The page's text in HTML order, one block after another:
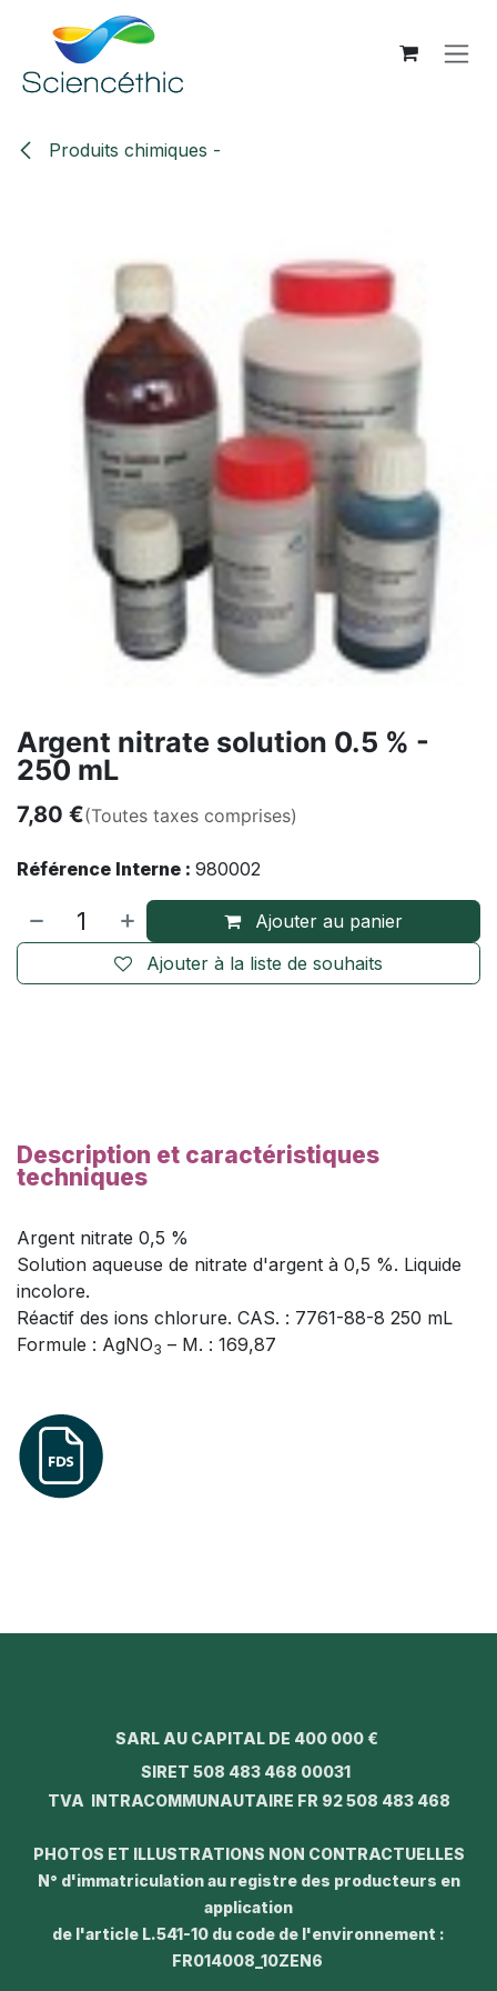
Se rendre au contenu
Produits chimiques -
Argent nitrate solution 0.5 % -
250 mL
7,80 €(Toutes taxes comprises)
Référence Interne : 980002
Ajouter au panier
Ajouter à la liste de souhaits
Description et caractéristiques
techniques
Argent nitrate 0,5 %
Solution aqueuse de nitrate d'argent à 0,5 %. Liquide
incolore.
Réactif des ions chlorure. CAS. : 7761-88-8 250 mL
Formule : AgNO3 – M. : 169,87
SARL AU CAPITAL DE 400 000 €
SIRET 508 483 468 00031
TVA INTRACOMMUNAUTAIRE FR 92 508 483 468
PHOTOS ET ILLUSTRATIONS NON CONTRACTUELLES
N° d'immatriculation au registre des producteurs en
application
de l'article L.541-10 du code de l'environnement :
FR014008_10ZEN6